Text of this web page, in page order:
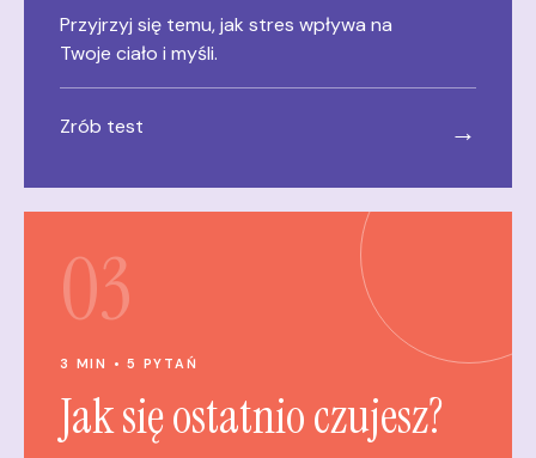
Przyjrzyj się temu, jak stres wpływa na
Twoje ciało i myśli.
Zrób test →
03
3 MIN • 5 PYTAŃ
Jak się ostatnio czujesz?